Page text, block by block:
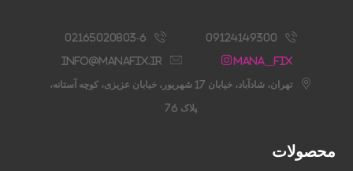
09124149300
02165020803-6
Mana__fix
info@manafix.ir
تهران، شادآباد، خیابان 17 شهریور، خیابان عزیزی، کوچه آستانه،
پلاک 76
محصولات